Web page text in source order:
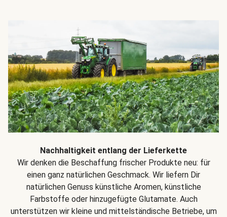
Nachhaltigkeit entlang der Lieferkette
Wir denken die Beschaffung frischer Produkte neu: für
einen ganz natürlichen Geschmack. Wir liefern Dir
natürlichen Genuss künstliche Aromen, künstliche
Farbstoffe oder hinzugefügte Glutamate. Auch
unterstützen wir kleine und mittelständische Betriebe, um